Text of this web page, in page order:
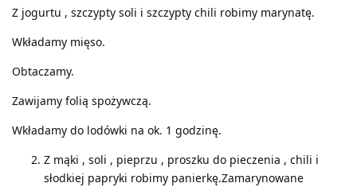
Z jogurtu , szczypty soli i szczypty chili robimy marynatę.
Wkładamy mięso.
Obtaczamy.
Zawijamy folią spożywczą.
Wkładamy do lodówki na ok. 1 godzinę.
Z mąki , soli , pieprzu , proszku do pieczenia , chili i
słodkiej papryki robimy panierkę.Zamarynowane